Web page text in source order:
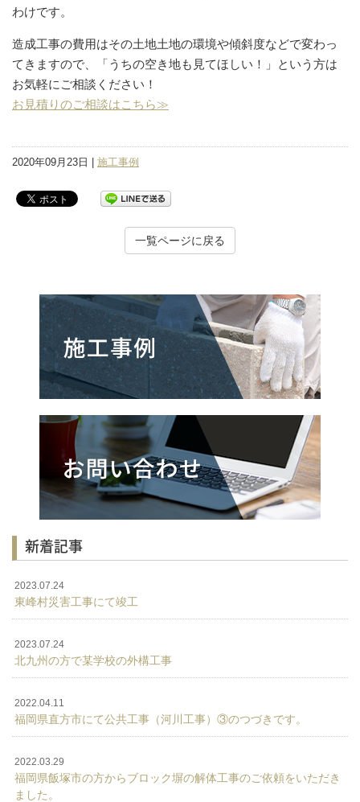
わけです。
造成工事の費用はその土地土地の環境や傾斜度などで変わっ
てきますので、「うちの空き地も見てほしい！」という方は
お気軽にご相談ください！
お見積りのご相談はこちら≫
2020年09月23日 | 施工事例
一覧ページに戻る
新着記事
2023.07.24
東峰村災害工事にて竣工
2023.07.24
北九州の方で某学校の外構工事
2022.04.11
福岡県直方市にて公共工事（河川工事）③のつづきです。
2022.03.29
福岡県飯塚市の方からブロック塀の解体工事のご依頼をいただき
ました。